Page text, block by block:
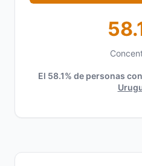
El 58.1% de personas